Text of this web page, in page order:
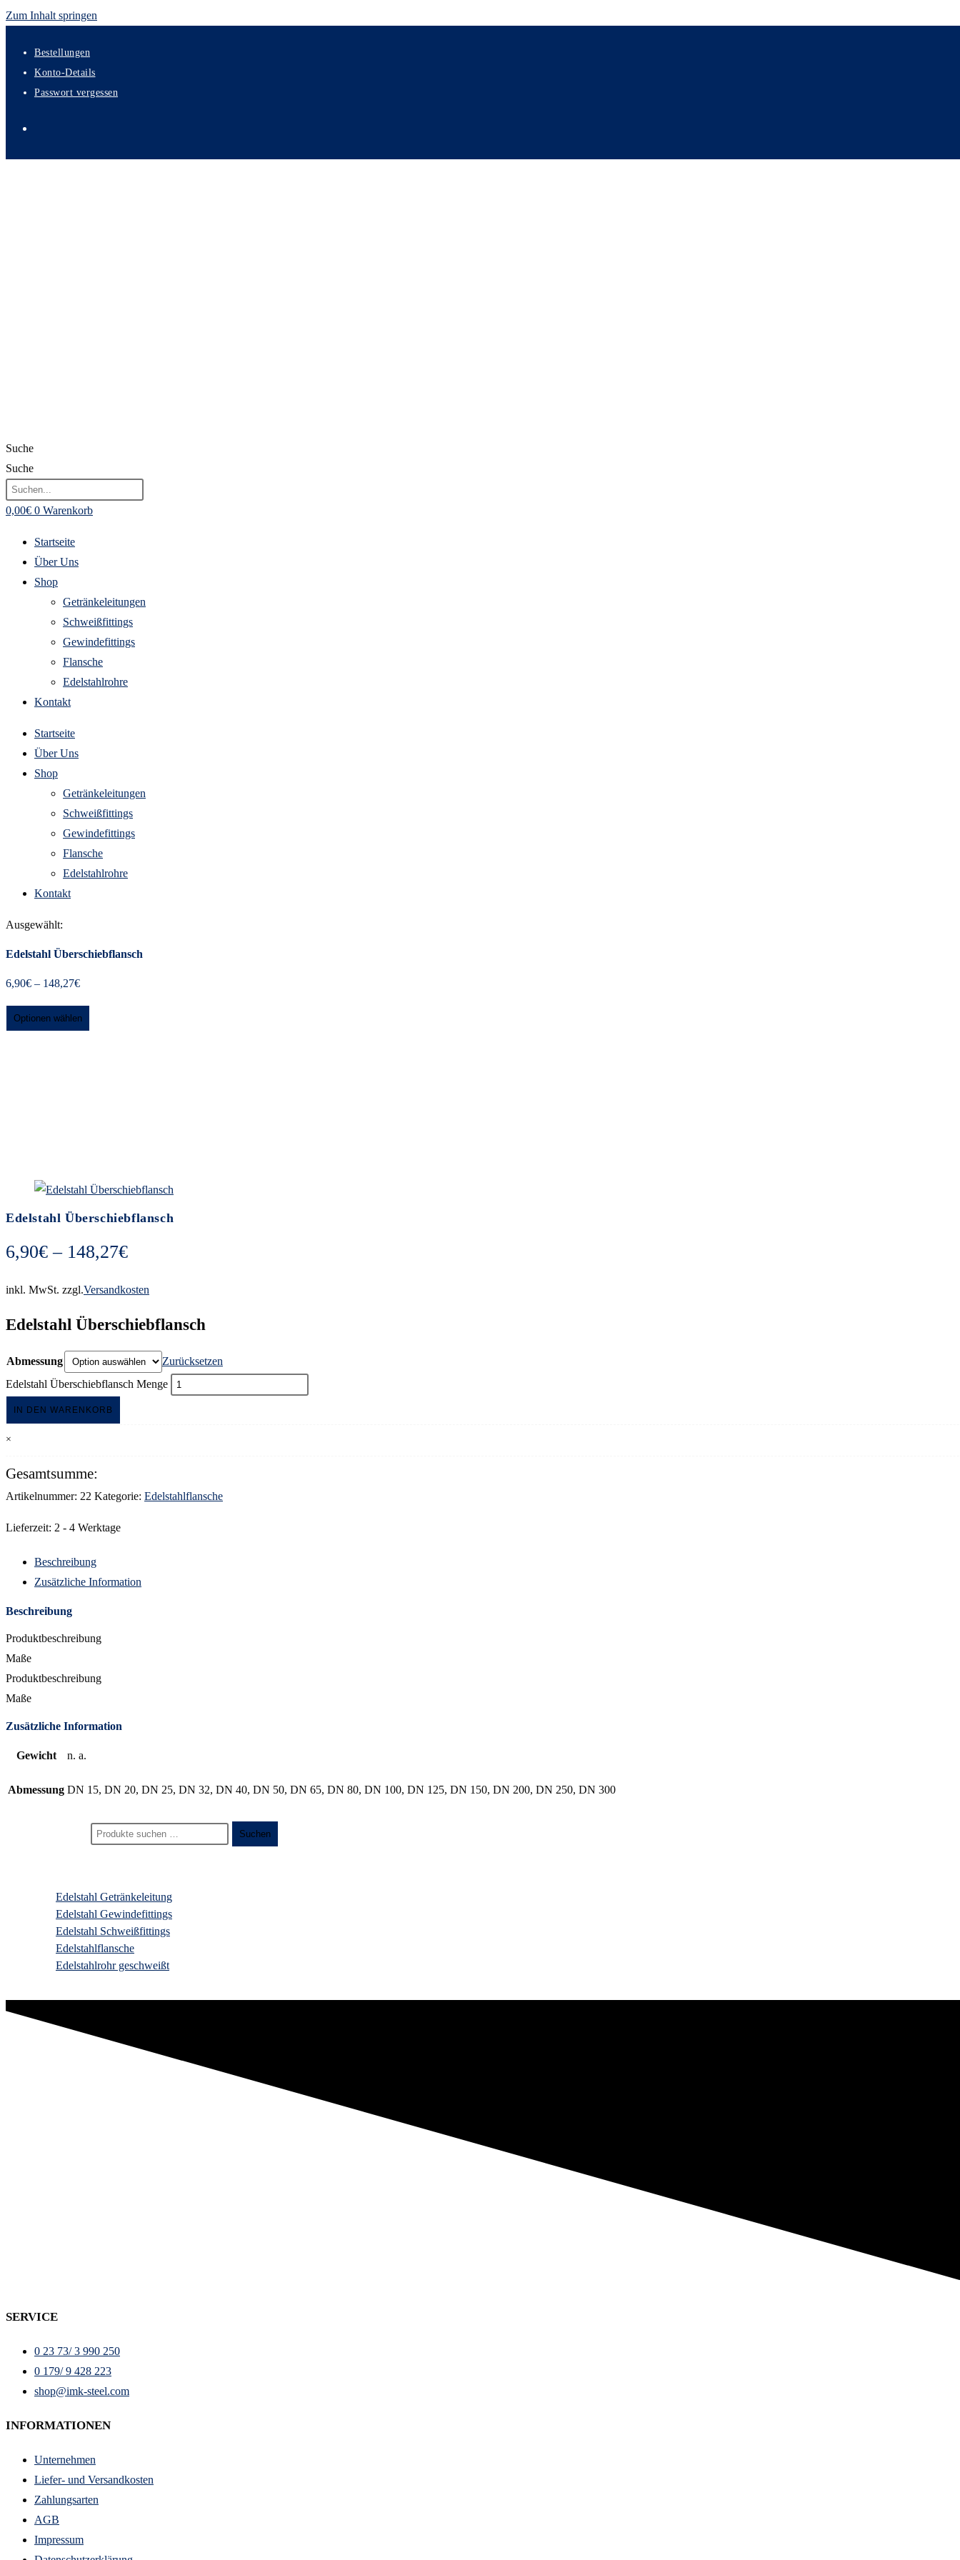
Zum Inhalt springen
Bestellungen
Konto-Details
Passwort vergessen
Suche
Suche
0,00€ 0 Warenkorb
Startseite
Über Uns
Shop
Getränkeleitungen
Schweißfittings
Gewindefittings
Flansche
Edelstahlrohre
Kontakt
Startseite
Über Uns
Shop
Getränkeleitungen
Schweißfittings
Gewindefittings
Flansche
Edelstahlrohre
Kontakt
Ausgewählt:
Edelstahl Überschiebflansch
6,90€ – 148,27€
Optionen wählen
Edelstahl Überschiebflansch
6,90€ – 148,27€
inkl. MwSt. zzgl.Versandkosten
Edelstahl Überschiebflansch
Abmessung
Zurücksetzen
Edelstahl Überschiebflansch Menge
IN DEN WARENKORB
×
Gesamtsumme:
Artikelnummer: 22 Kategorie: Edelstahlflansche
Lieferzeit: 2 - 4 Werktage
Beschreibung
Zusätzliche Information
Beschreibung
Produktbeschreibung
Maße
Produktbeschreibung
Maße
Zusätzliche Information
Gewicht n. a.
Abmessung DN 15, DN 20, DN 25, DN 32, DN 40, DN 50, DN 65, DN 80, DN 100, DN 125, DN 150, DN 200, DN 250, DN 300
Suchen
Edelstahl Getränkeleitung
Edelstahl Gewindefittings
Edelstahl Schweißfittings
Edelstahlflansche
Edelstahlrohr geschweißt
SERVICE
0 23 73/ 3 990 250
0 179/ 9 428 223
shop@imk-steel.com
INFORMATIONEN
Unternehmen
Liefer- und Versandkosten
Zahlungsarten
AGB
Impressum